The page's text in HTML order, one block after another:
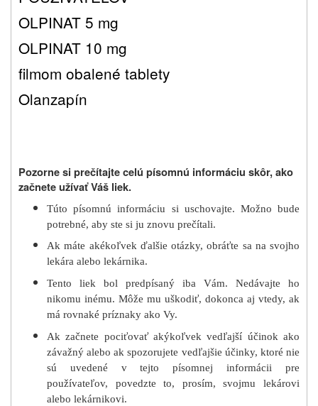
OLPINAT 5 mg
OLPINAT 10 mg
filmom obalené tablety
Olanzapín
Pozorne si prečítajte celú písomnú informáciu skôr, ako
začnete užívať Váš liek.
Túto písomnú informáciu si uschovajte. Možno bude
potrebné, aby ste si ju znovu prečítali.
Ak máte akékoľvek ďalšie otázky, obráťte sa na svojho
lekára alebo lekárnika.
Tento liek bol predpísaný iba Vám. Nedávajte ho
nikomu inému. Môže mu uškodiť, dokonca aj vtedy, ak
má rovnaké príznaky ako Vy.
Ak začnete pociťovať akýkoľvek vedľajší účinok ako
závažný alebo ak spozorujete vedľajšie účinky, ktoré nie
sú uvedené v tejto písomnej informácii pre
používateľov, povedzte to, prosím, svojmu lekárovi
alebo lekárnikovi.